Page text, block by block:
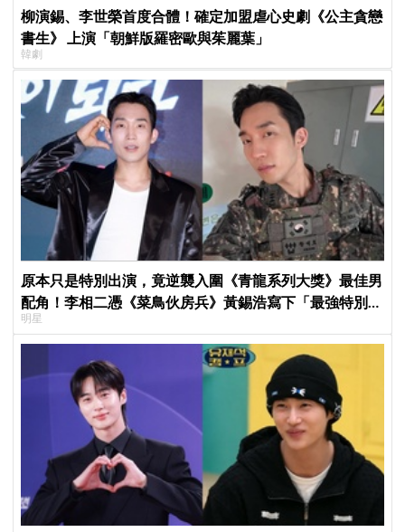
柳演錫、李世榮首度合體！確定加盟虐心史劇《公主貪戀
書生》 上演「朝鮮版羅密歐與茱麗葉」
韓劇
原本只是特別出演，竟逆襲入圍《青龍系列大獎》最佳男
配角！李相二憑《菜鳥伙房兵》黃錫浩寫下「最強特別出
演」傳奇
明星